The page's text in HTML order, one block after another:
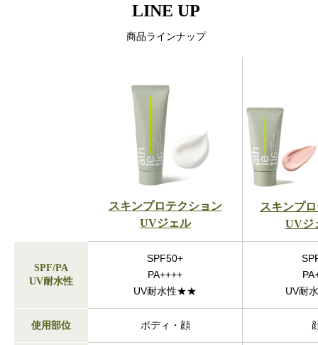
LINE UP
商品ラインナップ
スキンプロテクション
UVジェル
スキンプ
UVジ
SPF/PA
UV耐水性
SPF50+
PA++++
UV耐水性★★
UV耐
使用部位 ボディ・顔